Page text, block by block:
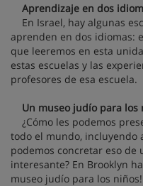
Aprendizaje en dos
En Israel, hay algunas
aprenden en dos idiomas:
que leeremos en esta
estas escuelas y las
profesores de esa escuela.
Un museo judío para los
¿Cómo les podemos
todo el mundo, incluyendo
podemos concretar eso
interesante? En Brooklyn
museo judío para los niños!